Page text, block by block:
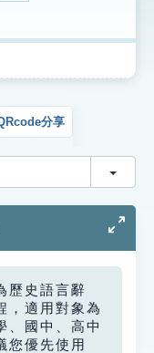
分享
切換
歷史語言辭
，適用對象為
、國中、高中
您優先使用